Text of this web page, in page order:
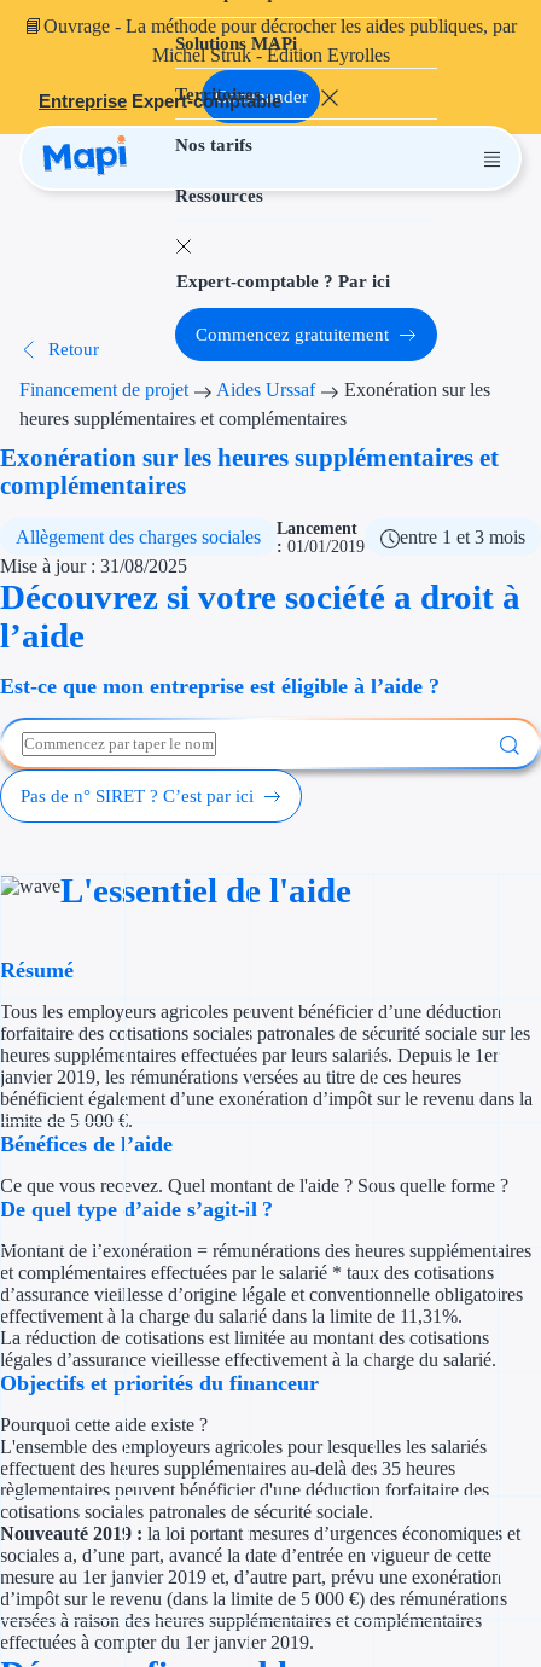
📘Ouvrage - La méthode pour décrocher les aides publiques, par
Michel Struk - Édition Eyrolles
Commander
Entreprise Expert-comptable
Solutions MAPi
Territoires
Nos tarifs
Ressources
Projets finançables
Aides à
Aides
Thématiques
Financement
Aides RSE
Étapes de vie
Création
Cession
Subventions
Concours
Investir dans
Aides Fiscales et
Crédits &
Aides Urssaf
Prêt
Prêt
Expert-comptable ? Par ici
Commencez gratuitement
Retour
Financement de projet Aides Urssaf
Exonération sur les
heures supplémentaires et complémentaires
Exonération sur les heures supplémentaires et
complémentaires
Allègement des charges sociales
Lancement
: 01/01/2019
entre 1 et 3 mois
Mise à jour : 31/08/2025
Découvrez si votre société a droit à
l’aide
Est-ce que mon entreprise est éligible à l’aide ?
Pas de n° SIRET ? C’est par ici
L'essentiel de l'aide
Résumé
Tous les employeurs agricoles peuvent bénéficier d’une déduction
forfaitaire des cotisations sociales patronales de sécurité sociale sur les
heures supplémentaires effectuées par leurs salariés. Depuis le 1er
janvier 2019, les rémunérations versées au titre de ces heures
bénéficient également d’une exonération d’impôt sur le revenu dans la
limite de 5 000 €.
Bénéfices de l’aide
Ce que vous recevez. Quel montant de l'aide ? Sous quelle forme ?
De quel type d’aide s’agit-il ?
Montant de l’exonération = rémunérations des heures supplémentaires
et complémentaires effectuées par le salarié * taux des cotisations
d’assurance vieillesse d’origine légale et conventionnelle obligatoires
effectivement à la charge du salarié dans la limite de 11,31%.
La réduction de cotisations est limitée au montant des cotisations
légales d’assurance vieillesse effectivement à la charge du salarié.
Objectifs et priorités du financeur
Pourquoi cette aide existe ?
L'ensemble des employeurs agricoles pour lesquelles les salariés
effectuent des heures supplémentaires au-delà des 35 heures
règlementaires peuvent bénéficier d'une déduction forfaitaire des
cotisations sociales patronales de sécurité sociale.
Nouveauté 2019 : la loi portant mesures d’urgences économiques et
sociales a, d’une part, avancé la date d’entrée en vigueur de cette
mesure au 1er janvier 2019 et, d’autre part, prévu une exonération
d’impôt sur le revenu (dans la limite de 5 000 €) des rémunérations
versées à raison des heures supplémentaires et complémentaires
effectuées à compter du 1er janvier 2019.